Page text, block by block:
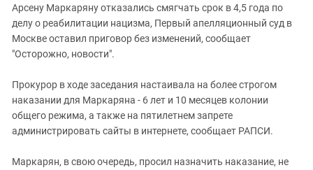
Арсену Маркаряну отказались смягчать срок в 4,5 года по
делу о реабилитации нацизма, Первый апелляционный суд в
Москве оставил приговор без изменений, сообщает
"Осторожно, новости".
Прокурор в ходе заседания настаивала на более строгом
наказании для Маркаряна - 6 лет и 10 месяцев колонии
общего режима, а также на пятилетнем запрете
администрировать сайты в интернете, сообщает РАПСИ.
Маркарян, в свою очередь, просил назначить наказание, не